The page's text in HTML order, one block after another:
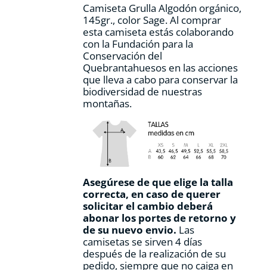
página
de
producto
Camiseta Grulla Algodón orgánico,
145gr., color Sage. Al comprar
esta camiseta estás colaborando
con la Fundación para la
Conservación del
Quebrantahuesos en las acciones
que lleva a cabo para conservar la
biodiversidad de nuestras
montañas.
Asegúrese de que elige la talla
correcta, en caso de querer
solicitar el cambio deberá
abonar los portes de retorno y
de su nuevo envio. Las
camisetas se sirven 4 días
después de la realización de su
pedido, siempre que no caiga en